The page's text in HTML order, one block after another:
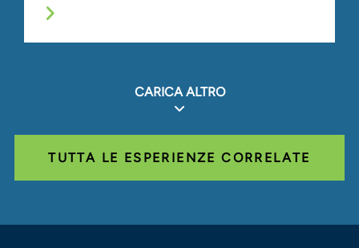
CARICA ALTRO
TUTTA LE ESPERIENZE CORRELATE